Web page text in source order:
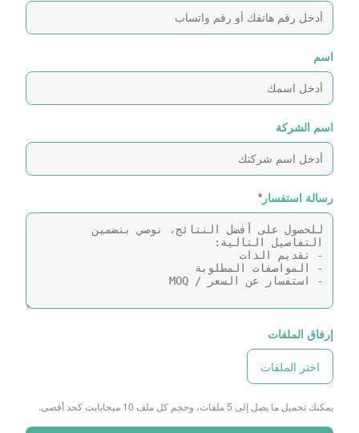
اسم
اسم الشركة
رسالة استفسار *
إرفاق الملفات
اختر الملفات
يمكنك تحميل ما يصل إلى 5 ملفات، وحجم كل ملف 10 ميجابايت كحد أقصى.